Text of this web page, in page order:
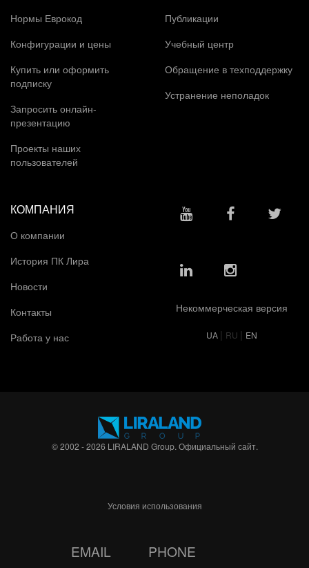
Нормы Еврокод
Конфигурации и цены
Купить или оформить
подписку
Запросить онлайн-
презентацию
Проекты наших
пользователей
Публикации
Учебный центр
Обращение в техподдержку
Устранение неполадок
КОМПАНИЯ
О компании
История ПК Лира
Новости
Контакты
Работа у нас
Некоммерческая версия
UA | RU | EN
© 2002 - 2026 LIRALAND Group. Официальный сайт.
Условия использования
EMAIL PHONE